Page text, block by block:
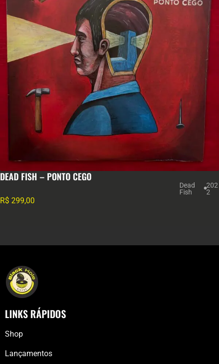
DEAD FISH – PONTO CEGO
Dead
Fish
202
2
R$ 299,00
LINKS RÁPIDOS
Shop
Lançamentos